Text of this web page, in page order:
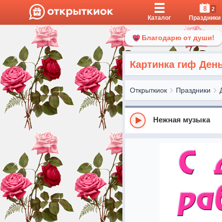
Каталог
8 2
Праздники
Благодарю от души!
Картинка гиф
Открыткиок Праздники
Нежная музыка